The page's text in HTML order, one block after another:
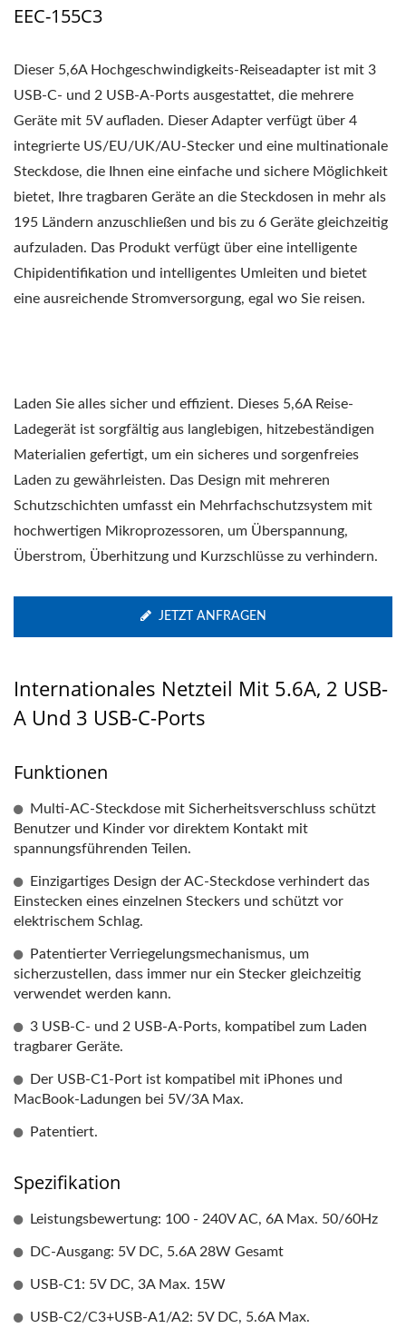
EEC-155C3
Dieser 5,6A Hochgeschwindigkeits-Reiseadapter ist mit 3
USB-C- und 2 USB-A-Ports ausgestattet, die mehrere
Geräte mit 5V aufladen. Dieser Adapter verfügt über 4
integrierte US/EU/UK/AU-Stecker und eine multinationale
Steckdose, die Ihnen eine einfache und sichere Möglichkeit
bietet, Ihre tragbaren Geräte an die Steckdosen in mehr als
195 Ländern anzuschließen und bis zu 6 Geräte gleichzeitig
aufzuladen. Das Produkt verfügt über eine intelligente
Chipidentifikation und intelligentes Umleiten und bietet
eine ausreichende Stromversorgung, egal wo Sie reisen.
Laden Sie alles sicher und effizient. Dieses 5,6A Reise-
Ladegerät ist sorgfältig aus langlebigen, hitzebeständigen
Materialien gefertigt, um ein sicheres und sorgenfreies
Laden zu gewährleisten. Das Design mit mehreren
Schutzschichten umfasst ein Mehrfachschutzsystem mit
hochwertigen Mikroprozessoren, um Überspannung,
Überstrom, Überhitzung und Kurzschlüsse zu verhindern.
JETZT ANFRAGEN
Internationales Netzteil Mit 5.6A, 2 USB-
A Und 3 USB-C-Ports
Funktionen
Multi-AC-Steckdose mit Sicherheitsverschluss schützt
Benutzer und Kinder vor direktem Kontakt mit
spannungsführenden Teilen.
Einzigartiges Design der AC-Steckdose verhindert das
Einstecken eines einzelnen Steckers und schützt vor
elektrischem Schlag.
Patentierter Verriegelungsmechanismus, um
sicherzustellen, dass immer nur ein Stecker gleichzeitig
verwendet werden kann.
3 USB-C- und 2 USB-A-Ports, kompatibel zum Laden
tragbarer Geräte.
Der USB-C1-Port ist kompatibel mit iPhones und
MacBook-Ladungen bei 5V/3A Max.
Patentiert.
Spezifikation
Leistungsbewertung: 100 - 240V AC, 6A Max. 50/60Hz
DC-Ausgang: 5V DC, 5.6A 28W Gesamt
USB-C1: 5V DC, 3A Max. 15W
USB-C2/C3+USB-A1/A2: 5V DC, 5.6A Max.